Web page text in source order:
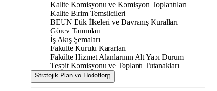
Kalite Komisyonu ve Komisyon Toplantıları
Kalite Birim Temsilcileri
BEUN Etik İlkeleri ve Davranış Kuralları
Görev Tanımları
İş Akış Şemaları
Fakülte Kurulu Kararları
Fakülte Hizmet Alanlarının Alt Yapı Durum
Tespit Komisyonu ve Toplantı Tutanakları
Stratejik Plan ve Hedefler